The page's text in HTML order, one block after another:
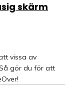
skärm
vissa av
gör du för att